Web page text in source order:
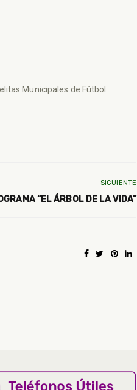
Municipales de Fútbol
SIGUIENTE
“EL ÁRBOL DE LA VIDA”